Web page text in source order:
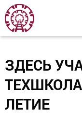
ЗДЕСЬ
ЛЕТИЕ